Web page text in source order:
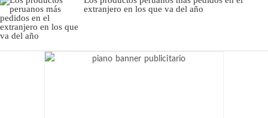
extranjero en los que va del año